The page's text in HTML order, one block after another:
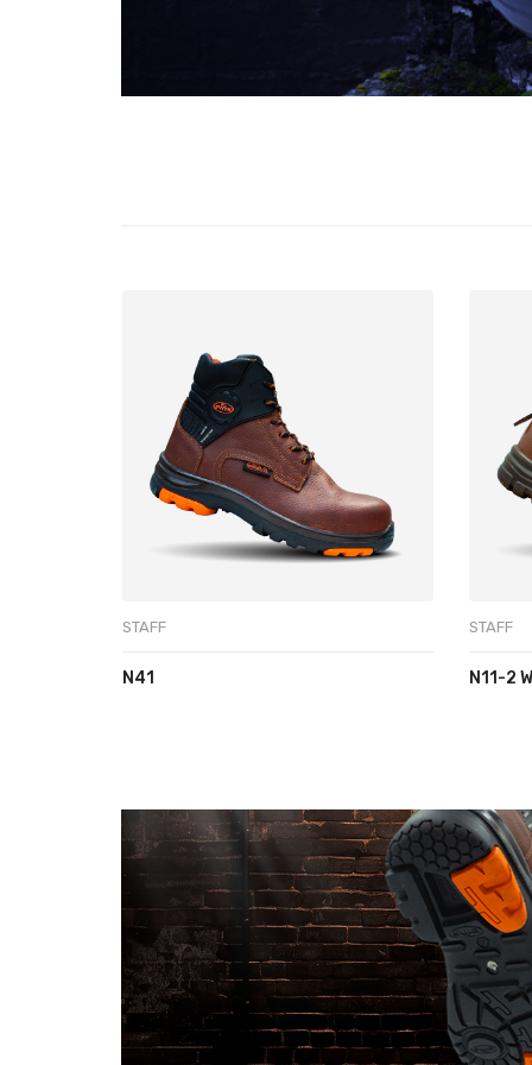
STAFF
N41
STAFF
N11-2